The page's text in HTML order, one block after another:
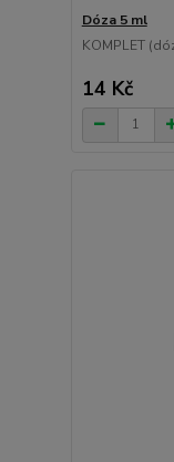
Dóza 5 ml
KOMPLET
14 Kč